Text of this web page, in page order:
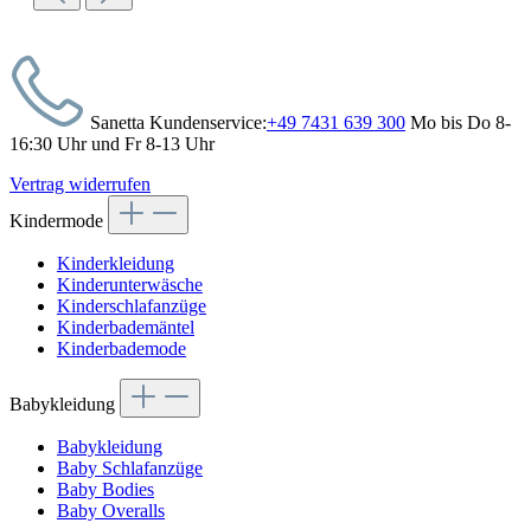
Sanetta Kundenservice:+49 7431 639 300 Mo bis Do 8-
16:30 Uhr und Fr 8-13 Uhr
Vertrag widerrufen
Kindermode
Kinderkleidung
Kinderunterwäsche
Kinderschlafanzüge
Kinderbademäntel
Kinderbademode
Babykleidung
Babykleidung
Baby Schlafanzüge
Baby Bodies
Baby Overalls